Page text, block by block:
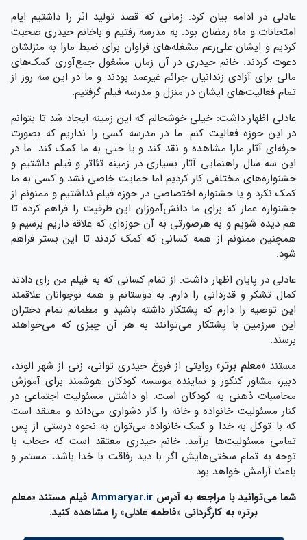
عادلی در ادامه بیان کرد: زمانی که قصد تولید اثر را داشتیم ایام
امتحانات و ماه رمضان بود. به مدرسه رفتیم و باخانم حیدری صحبت
کردیم و ایشان علی‌رغم مشغله‌های فراوان برای ضبط مارا به منزلشان
دعوت کردند. خانم حیدری در آن زمان مشغول جمع‌آوری کمک‌های
مالی برای آزادی زندانیان جرائم غیرعمد بودند و ما در این سه روز از
تمام فعالیت‌های ایشان در منزل و مدرسه فیلم گرفتیم.
عادلی اظهار داشت: خیلی خوشحالم که این زمینه ایجاد شد تا بتوانم
در این حوزه فعالیت کنم. ما در مدرسه کسی را نداریم که بصورت
حرفه‌ای آثار مارا مشاهده و نقد کند و یا حتی به ما کمک کند. ما در
این سه سال راهنمایی آثار بسیاری در زمینه تئاتر و فیلم داشتیم و
جشنواره‌های مختلفی کار کردیم اما حمایت خاصی نشد و کسی به ما
کمک نکرد و یا جشنواره اختصاصی در حوزه فیلم نداشتیم و ممنونم از
جشنواره عمار که برای ما دانش‌آموزان این ظرفیت را فراهم کرده تا
هم دیده شویم و به هرصورتی به آن حوزه‌ای که علاقه داریم برسیم و
همچنین ممنونم از همه کسانی که کمک کردند تا این بستر فراهم
شود.
عادلی در پایان اظهار داشت: از تمام کسانی که به فیلم من رای دادند
کمال تشکر و قدردانی را دارم. به دوستانم و همه نوجوانان علاقمند
این توصیه را دارم که پشتکار داشته باشید و مطمانم تمام دختران
این سرزمین با پشتکار می‌توانند به هر آن چیزی که می‌خواهند
برسند.
مستند «معلم برتر» روایتی از فروغ حیدری توانی، زنی از شهر الوند،
دبیر، مشاور کنکور و نماینده موسسه کودکان هوشمند برای آموزش
محاسبات ذهنی به کودکان است. او داشتن مسئولیت اجتماعی در
کنار مسئولیت خانواده و خانه را کار دشواری می‌داند و معتقد است
که با توکل به خدا و کمک خانواده می‌توان به نحوه درستی از پس
تمامی مسئولیت‌ها برآمد. خانم حیدری معتقد است که حجاب با
توجه به تمام سختی‌هایش اگر با دید رفاقت با خدا باشد، مستمر و
باعث آرامش خواهد بود.
شما می‌توانید با مراجعه به آدرس Ammaryar.ir فیلم مستند «معلم
برتر» به کارگردانی «فاطمه عادلی» را مشاهده کنید.